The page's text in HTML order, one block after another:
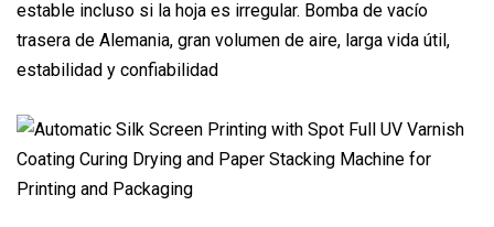
estable incluso si la hoja es irregular. Bomba de vacío
trasera de Alemania, gran volumen de aire, larga vida útil,
estabilidad y confiabilidad